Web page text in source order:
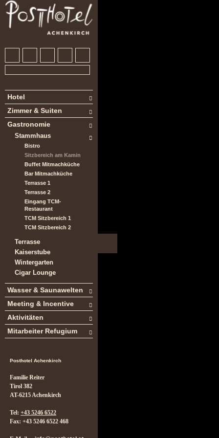
Hotel
Zimmer & Suiten
Gastronomie
Stammhaus
Bistro
Sitzbereich am Kamin
Buffet Mitmachküche
Bar Mitmachküche
Terrasse 1
Terrasse 2
Eingang TCM-
Restaurant
TCM Sitzbereich 1
TCM Sitzbereich 2
Terrasse
Kaiserstube
Wintergarten
Cigar Lounge
Wasser & Saunawelten
Meeting & Incentive
Aktivitäten
Mitarbeiter Refugium
Posthotel Achenkirch
Familie Reiter
Tirol 382
AT-6215 Achenkirch
Tel: +43 5246 6522
Fax: +43 5246 6522 468